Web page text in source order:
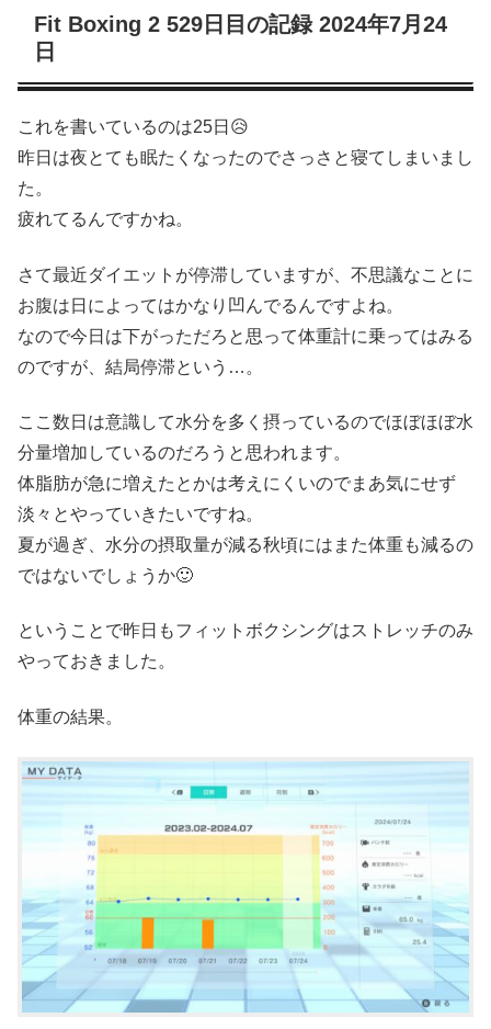
Fit Boxing 2 529日目の記録 2024年7月24
日
これを書いているのは25日😥
昨日は夜とても眠たくなったのでさっさと寝てしまいまし
た。
疲れてるんですかね。
さて最近ダイエットが停滞していますが、不思議なことに
お腹は日によってはかなり凹んでるんですよね。
なので今日は下がっただろと思って体重計に乗ってはみる
のですが、結局停滞という…。
ここ数日は意識して水分を多く摂っているのでほぼほぼ水
分量増加しているのだろうと思われます。
体脂肪が急に増えたとかは考えにくいのでまあ気にせず
淡々とやっていきたいですね。
夏が過ぎ、水分の摂取量が減る秋頃にはまた体重も減るの
ではないでしょうか🙂
ということで昨日もフィットボクシングはストレッチのみ
やっておきました。
体重の結果。